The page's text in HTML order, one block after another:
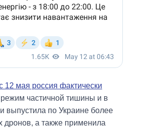
12 мая россия фактически
режим частичной тишины и в
выпустила по Украине более
дронов, а также применила